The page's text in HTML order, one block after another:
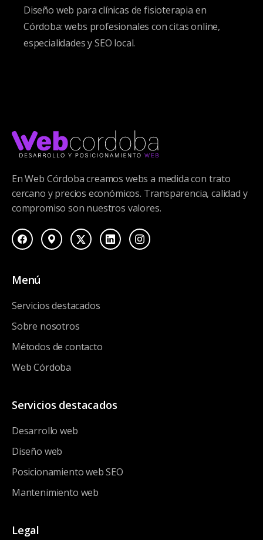
Diseño web para clínicas de fisioterapia en
Córdoba: webs profesionales con citas online,
especialidades y SEO local.
En Web Córdoba creamos webs a medida con trato
cercano y precios económicos. Transparencia, calidad y
compromiso son nuestros valores.
Menú
Servicios destacados
Sobre nosotros
Métodos de contacto
Web Córdoba
Servicios destacados
Desarrollo web
Diseño web
Posicionamiento web SEO
Mantenimiento web
Legal